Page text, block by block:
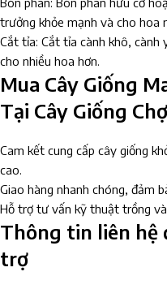
trưởng khỏe mạnh và cho hoa
Cắt tỉa: Cắt tỉa cành khô,
cho nhiều hoa hơn.
Mua Cây Giống
Tại Cây Giống
Cam kết cung cấp cây giống
cao.
Giao hàng nhanh chóng, đảm
Hỗ trợ tư vấn kỹ thuật trồng
Thông tin liên hệ
trợ